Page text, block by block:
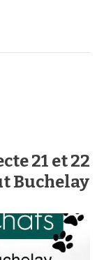
21 et 22
Buchelay